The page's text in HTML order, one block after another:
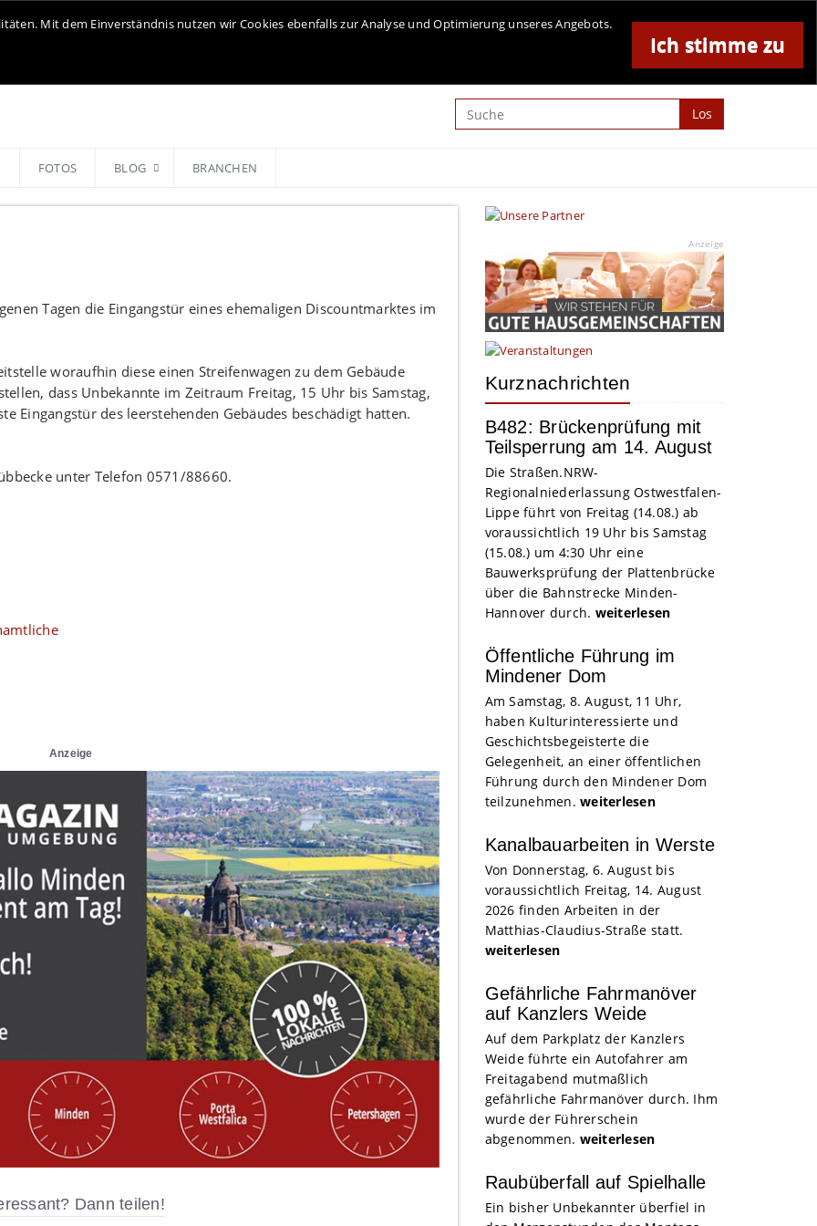
Online-Magazin für Minden und Umgebung
Ich stimme zu
Mit dem Einverständnis nutzen wir Cookies ebenfalls zur Analyse und Optimierung unseres Angebots.
Anzeige
Los
FOTOS BLOG BRANCHEN
Tagen die Eingangstür eines ehemaligen Discountmarktes im
woraufhin diese einen Streifenwagen zu dem Gebäude
dass Unbekannte im Zeitraum Freitag, 15 Uhr bis Samstag,
Eingangstür des leerstehenden Gebäudes beschädigt hatten.
unter Telefon 0571/88660.
Anzeige
Dann teilen!
Anzeige
Kurznachrichten
B482: Brückenprüfung mit
Teilsperrung am 14. August
Die Straßen.NRW-
Regionalniederlassung Ostwestfalen-
Lippe führt von Freitag (14.08.) ab
voraussichtlich 19 Uhr bis Samstag
(15.08.) um 4:30 Uhr eine
Bauwerksprüfung der Plattenbrücke
über die Bahnstrecke Minden-
Hannover durch. weiterlesen
Öffentliche Führung im
Mindener Dom
Am Samstag, 8. August, 11 Uhr,
haben Kulturinteressierte und
Geschichtsbegeisterte die
Gelegenheit, an einer öffentlichen
Führung durch den Mindener Dom
teilzunehmen. weiterlesen
Kanalbauarbeiten in Werste
Von Donnerstag, 6. August bis
voraussichtlich Freitag, 14. August
2026 finden Arbeiten in der
Matthias-Claudius-Straße statt.
weiterlesen
Gefährliche Fahrmanöver
auf Kanzlers Weide
Auf dem Parkplatz der Kanzlers
Weide führte ein Autofahrer am
Freitagabend mutmaßlich
gefährliche Fahrmanöver durch. Ihm
wurde der Führerschein
abgenommen. weiterlesen
Raubüberfall auf Spielhalle
Ein bisher Unbekannter überfiel in